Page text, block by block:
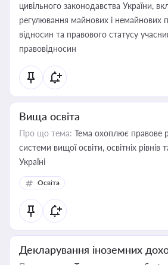
цивільного законодавства України,
регулювання майнових і немайнових
відносин та правового статусу
правовідносин
Вища освіта
Про що тема: Тема охоплює правове
системи вищої освіти, освітніх рівнів
Україні
Освіта
Декларування іноземних